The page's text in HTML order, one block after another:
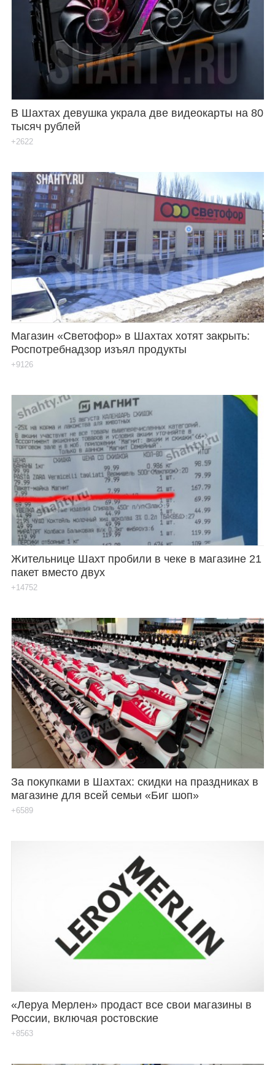
В Шахтах девушка украла две видеокарты на 80
тысяч рублей
+2622
Магазин «Светофор» в Шахтах хотят закрыть:
Роспотребнадзор изъял продукты
+9126
Жительнице Шахт пробили в чеке в магазине 21
пакет вместо двух
+14752
За покупками в Шахтах: скидки на праздниках в
магазине для всей семьи «Биг шоп»
+6589
«Леруа Мерлен» продаст все свои магазины в
России, включая ростовские
+8563